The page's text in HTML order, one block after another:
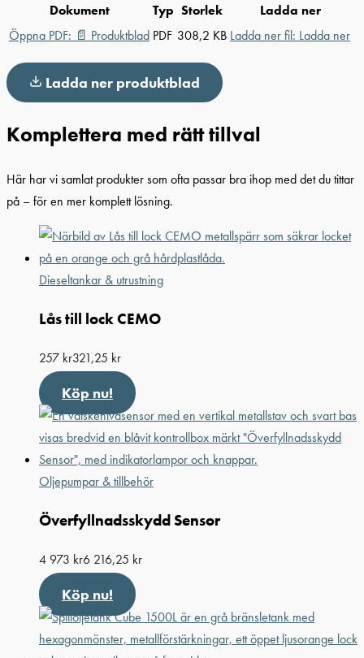
Dokument Typ Storlek
Ladda ner
Öppna PDF: 📄 Produktblad PDF 308,2 KB Ladda ner fil: Ladda ner
Ladda ner produktblad
Komplettera med rätt tillval
Här har vi samlat produkter som ofta passar bra ihop med det du tittar
på – för en mer komplett lösning.
Dieseltankar & utrustning
Lås till lock CEMO
257 kr321,25 kr
Köp nu!
Oljepumpar & tillbehör
Överfyllnadsskydd Sensor
4 973 kr6 216,25 kr
Köp nu!